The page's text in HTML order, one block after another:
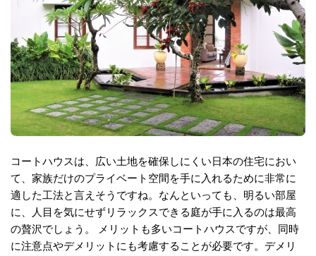
コートハウスは、広い土地を確保しにくい日本の住宅におい
て、家族だけのプライベート空間を手に入れるために非常に
適した工法と言えそうですね。なんといっても、明るい部屋
に、人目を気にせずリラックスできる庭が手に入るのは最高
の贅沢でしょう。 メリットも多いコートハウスですが、同時
に注意点やデメリットにも考慮することが必要です。デメリ